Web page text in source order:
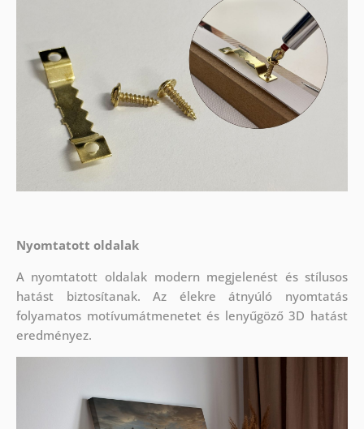
Nyomtatott oldalak
A nyomtatott oldalak modern megjelenést és stílusos
hatást biztosítanak. Az élekre átnyúló nyomtatás
folyamatos motívumátmenetet és lenyűgöző 3D hatást
eredményez.